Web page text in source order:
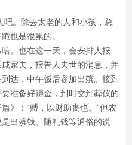
。除去太老的人和小孩，总
也是很累的。
。也在这一天，会安排人报
家去，报告人去世的消息，并
达，中午饭后参加出殡。接到
准备好赙金，到时交到葬仪的
》：“赙，以财助丧也。”但农
出殡钱、随礼钱等通俗的说